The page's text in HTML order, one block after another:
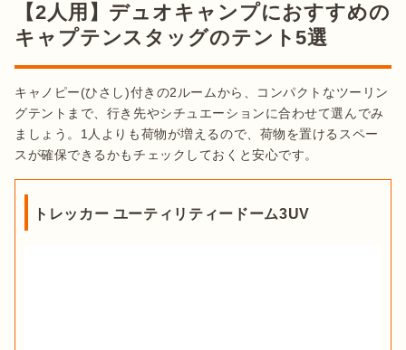
【2人用】デュオキャンプにおすすめの
キャプテンスタッグのテント5選
キャノピー(ひさし)付きの2ルームから、コンパクトなツーリン
グテントまで、行き先やシチュエーションに合わせて選んでみ
ましょう。1人よりも荷物が増えるので、荷物を置けるスペー
スが確保できるかもチェックしておくと安心です。
トレッカー ユーティリティードーム3UV